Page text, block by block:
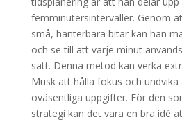
femminutersintervaller. Genom
små, hanterbara bitar kan han
och se till att varje minut
sätt. Denna metod kan verka
Musk att hålla fokus och
oväsentliga uppgifter. För den
strategi kan det vara en bra idé